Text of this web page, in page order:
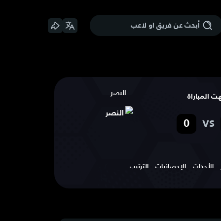
المباراة
vs
0
النصر
الأحداث الإحصائيات الترتيب